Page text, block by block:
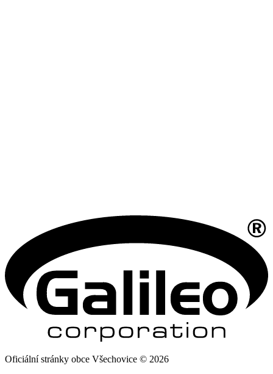
Oficiální stránky obce Všechovice © 2026